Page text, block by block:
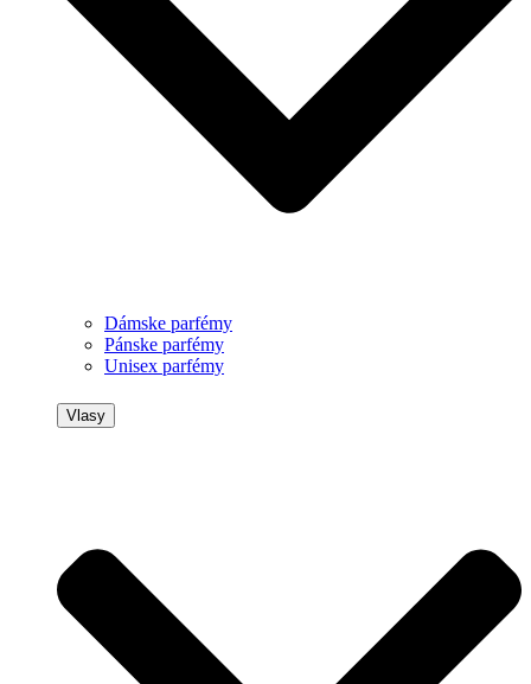
Dámske parfémy
Pánske parfémy
Unisex parfémy
Vlasy